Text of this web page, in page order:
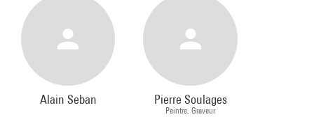
Alain Seban Pierre Soulages
Peintre, Graveur